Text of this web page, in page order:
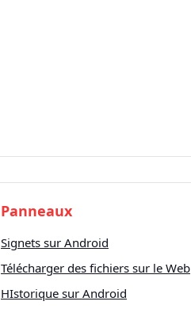
Panneaux
Signets sur Android
Télécharger des fichiers sur le Web
HIstorique sur Android